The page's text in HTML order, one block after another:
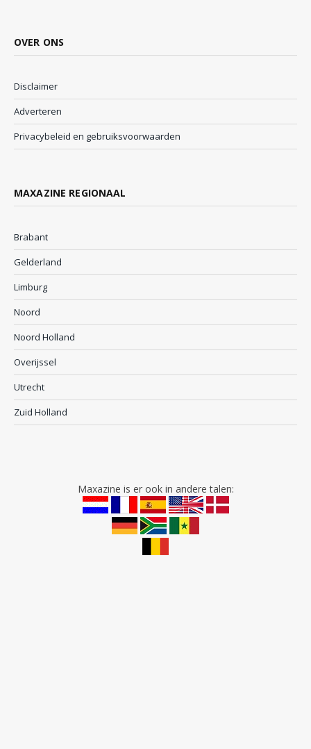
OVER ONS
Disclaimer
Adverteren
Privacybeleid en gebruiksvoorwaarden
MAXAZINE REGIONAAL
Brabant
Gelderland
Limburg
Noord
Noord Holland
Overijssel
Utrecht
Zuid Holland
Maxazine is er ook in andere talen: